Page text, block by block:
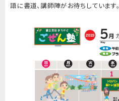
語に書道、講師陣がお待ちしています。